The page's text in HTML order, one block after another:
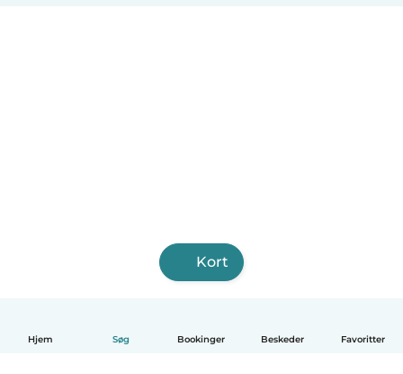
Hjem Søg Bookinger Beskeder Favoritter
Kort